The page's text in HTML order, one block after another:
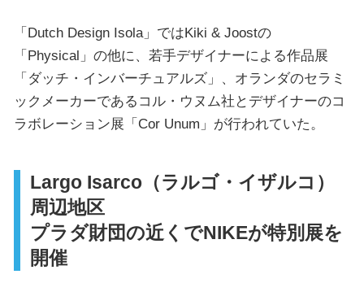
「Dutch Design Isola」ではKiki & Joostの
「Physical」の他に、若手デザイナーによる作品展
「ダッチ・インバーチュアルズ」、オランダのセラミ
ックメーカーであるコル・ウヌム社とデザイナーのコ
ラボレーション展「Cor Unum」が行われていた。
Largo Isarco（ラルゴ・イザルコ）
周辺地区
プラダ財団の近くでNIKEが特別展を
開催